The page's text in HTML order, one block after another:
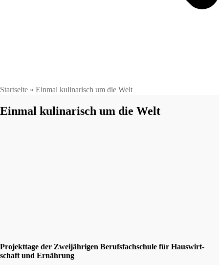
Startseite » Einmal kulinarisch um die Welt
Einmal kulinarisch um die Welt
Projekt­ta­ge der Zweijäh­ri­gen Berufs­fach­schu­le für Hauswirt­
schaft und Ernährung